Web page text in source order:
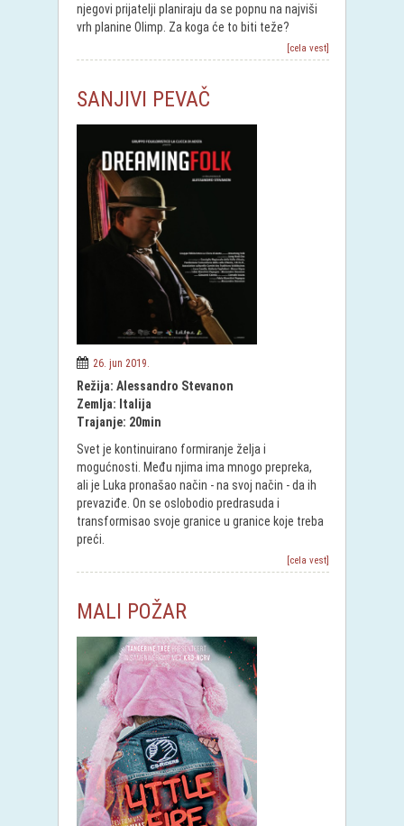
njegovi prijatelji planiraju da se popnu na najviši
vrh planine Olimp. Za koga će to biti teže?
[cela vest]
SANJIVI PEVAČ
26. jun 2019.
Režija: Alessandro Stevanon
Zemlja: Italija
Trajanje: 20min
Svet je kontinuirano formiranje želja i
mogućnosti. Među njima ima mnogo prepreka,
ali je Luka pronašao način - na svoj način - da ih
prevaziđe. On se oslobodio predrasuda i
transformisao svoje granice u granice koje treba
preći.
[cela vest]
MALI POŽAR